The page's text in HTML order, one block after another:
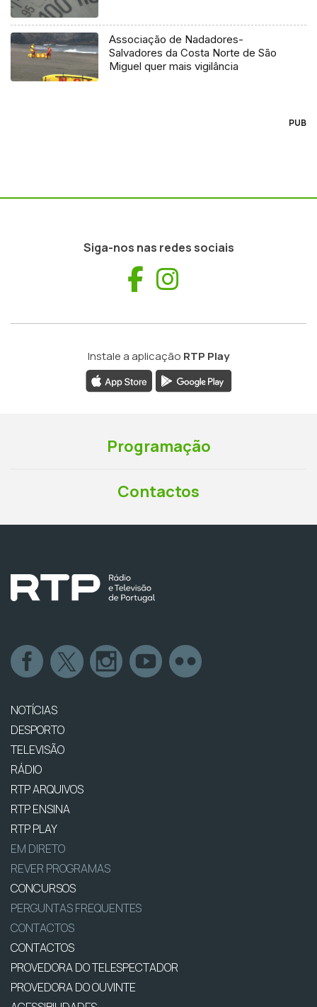
Associação de Nadadores-
Salvadores da Costa Norte de São
Miguel quer mais vigilância
PUB
Siga-nos nas redes sociais
Facebook
Instale a aplicação RTP Play
Programação
Contactos
NOTÍCIAS
DESPORTO
TELEVISÃO
RÁDIO
RTP ARQUIVOS
RTP ENSINA
RTP PLAY
EM DIRETO
REVER PROGRAMAS
CONCURSOS
PERGUNTAS FREQUENTES
CONTACTOS
CONTACTOS
PROVEDORA DO TELESPECTADOR
PROVEDORA DO OUVINTE